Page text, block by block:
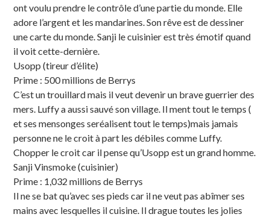
ont voulu prendre le contrôle d’une partie du monde. Elle
adore l’argent et les mandarines. Son rêve est de dessiner
une carte du monde. Sanji le cuisinier est très émotif quand
il voit cette-dernière.
Usopp (tireur d’élite)
Prime : 500 millions de Berrys
C’est un trouillard mais il veut devenir un brave guerrier des
mers. Luffy a aussi sauvé son village. Il ment tout le temps (
et ses mensonges seréalisent tout le temps)mais jamais
personne ne le croit à part les débiles comme Luffy.
Chopper le croit car il pense qu’Usopp est un grand homme.
Sanji Vinsmoke (cuisinier)
Prime : 1,032 millions de Berrys
Il ne se bat qu’avec ses pieds car il ne veut pas abîmer ses
mains avec lesquelles il cuisine. Il drague toutes les jolies